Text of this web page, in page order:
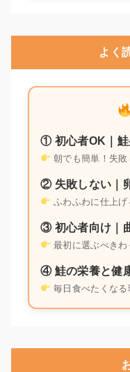
よく
① 初心者OK｜鮭
朝でも簡単！失
② 失敗しない｜
ふわふわに仕上
③ 初心者向け｜
最初に選ぶべき
④ 鮭の栄養と健
毎日食べたくな